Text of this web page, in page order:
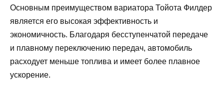
Основным преимуществом вариатора Тойота Филдер
является его высокая эффективность и
экономичность. Благодаря бесступенчатой передаче
и плавному переключению передач, автомобиль
расходует меньше топлива и имеет более плавное
ускорение.